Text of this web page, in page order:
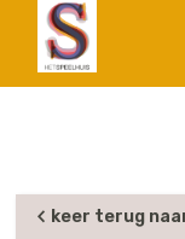
actueel
keer terug